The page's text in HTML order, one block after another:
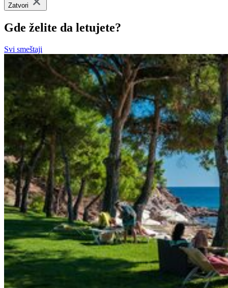
Zatvori
Gde želite da letujete?
Svi smeštaji